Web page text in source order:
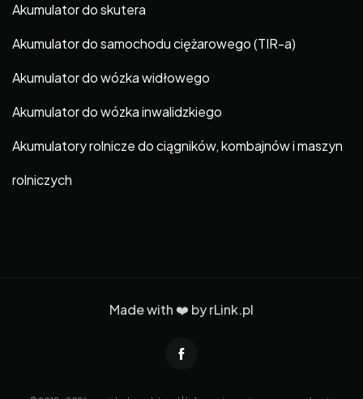
Akumulator do skutera
Akumulator do samochodu ciężarowego (TIR-a)
Akumulator do wózka widłowego
Akumulator do wózka inwalidzkiego
Akumulatory rolnicze do ciągników, kombajnów i maszyn
rolniczych
Made with ❤️ byrLink.pl